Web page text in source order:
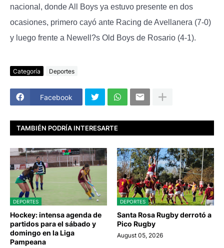
nacional, donde All Boys ya estuvo presente en dos
ocasiones, primero cayó ante Racing de Avellanera (7-0)
y luego frente a Newell?s Old Boys de Rosario (4-1).
Categoría Deportes
Facebook
TAMBIÉN PODRÍA INTERESARTE
DEPORTES
Hockey: intensa agenda de
partidos para el sábado y
domingo en la Liga
Pampeana
DEPORTES
Santa Rosa Rugby derrotó a
Pico Rugby
August 05, 2026